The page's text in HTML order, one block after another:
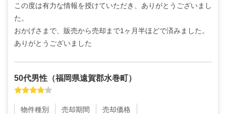
この度は有力な情報を授けていただき、ありがとうございまし
た。
おかげさまで、販売から売却まで1ヶ月半ほどで済みました。
ありがとうございました
50代男性 （福岡県遠賀郡水巻町）
物件種別
売却期間
売却価格